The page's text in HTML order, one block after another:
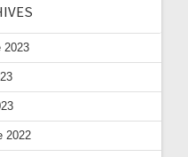
2023
2022